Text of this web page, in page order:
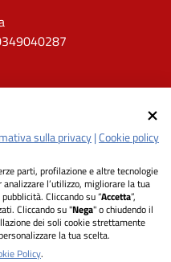
sulla privacy|Cookie policy
parti, profilazione e altre tecnologie
l’utilizzo, migliorare la tua
Cliccando su “Accetta”,
Cliccando su "Nega" o chiudendo il
dei soli cookie strettamente
la tua scelta.
Policy.